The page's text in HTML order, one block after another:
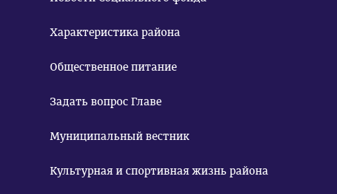
Характеристика района
Общественное питание
Задать вопрос Главе
Муниципальный вестник
Культурная и спортивная жизнь района